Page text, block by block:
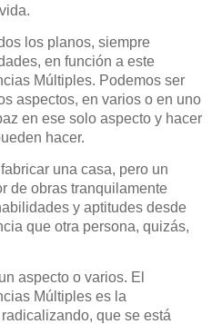
los planos, siempre
en función a este
Múltiples. Podemos ser
aspectos, en varios o en uno
en ese solo aspecto y hacer
hacer.
una casa, pero un
de obras tranquilamente
y aptitudes desde
que otra persona, quizás,
aspecto o varios. El
Múltiples es la
que se está